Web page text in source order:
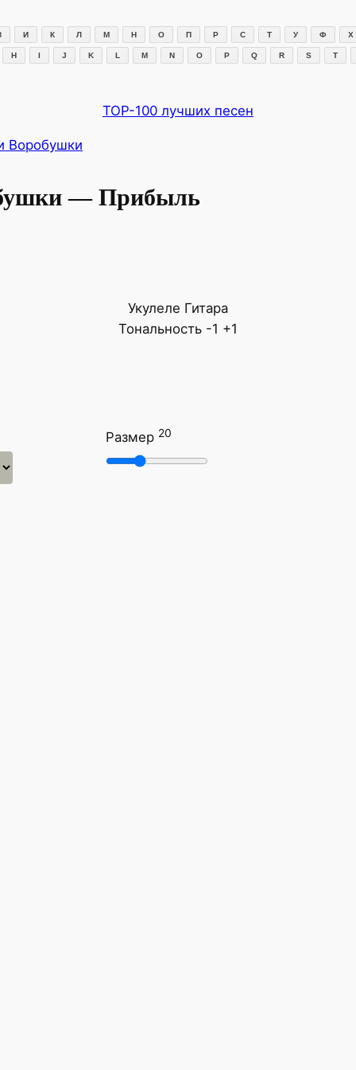
И К Л М Н О П Р С Т У Ф Х
H I J K L M N O P Q R S T
TOP-100 лучших песен
Воробушки
— Прибыль
Укулеле Гитара
Тональность -1 +1
Размер 20